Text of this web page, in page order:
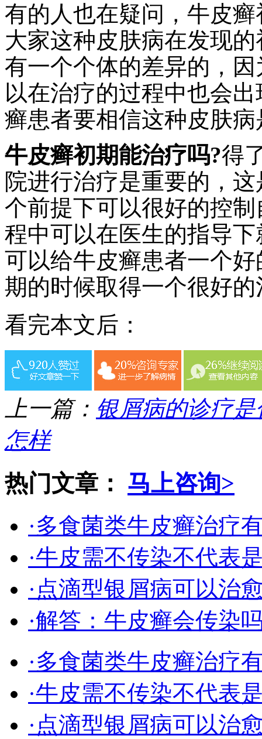
有的人也在疑问，牛皮
大家这种皮肤病在发现
有一个个体的差异的，
以在治疗的过程中也会
癣患者要相信这种皮肤
牛皮癣初期能治疗吗?得
院进行治疗是重要的，
个前提下可以很好的控
程中可以在医生的指导
可以给牛皮癣患者一个
期的时候取得一个很好
看完本文后：
上一篇： 银屑病的诊疗是
怎样
热门文章： 马上咨询>
·多食菌类牛皮癣治疗
·牛皮需不传染不代表
·点滴型银屑病可以治
·解答：牛皮癣会传染
·多食菌类牛皮癣治疗
·牛皮需不传染不代表
·点滴型银屑病可以治